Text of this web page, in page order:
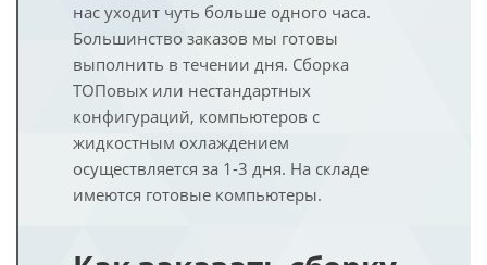
нас уходит чуть больше одного часа.
Большинство заказов мы готовы
выполнить в течении дня. Сборка
ТОПовых или нестандартных
конфигураций, компьютеров с
жидкостным охлаждением
осуществляется за 1-3 дня. На складе
имеются готовые компьютеры.